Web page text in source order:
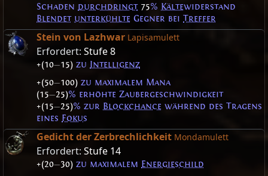
Schaden durchdringt 75% Kältewiderstand
Blendet unterkühlte Gegner bei Treffer
Stein von Lazhwar Lapisamulett
Erfordert: Stufe 8
+(10—15) zu Intelligenz
+(50—100) zu maximalem Mana
(15—25)% erhöhte Zaubergeschwindigkeit
+(15—25)% zur Blockchance während des Tragens
eines Fokus
Gedicht der Zerbrechlichkeit Mondamulett
Erfordert: Stufe 14
+(20—30) zu maximalem Energieschild